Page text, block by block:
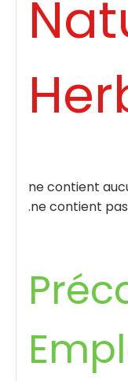
ne contient
.ne contient